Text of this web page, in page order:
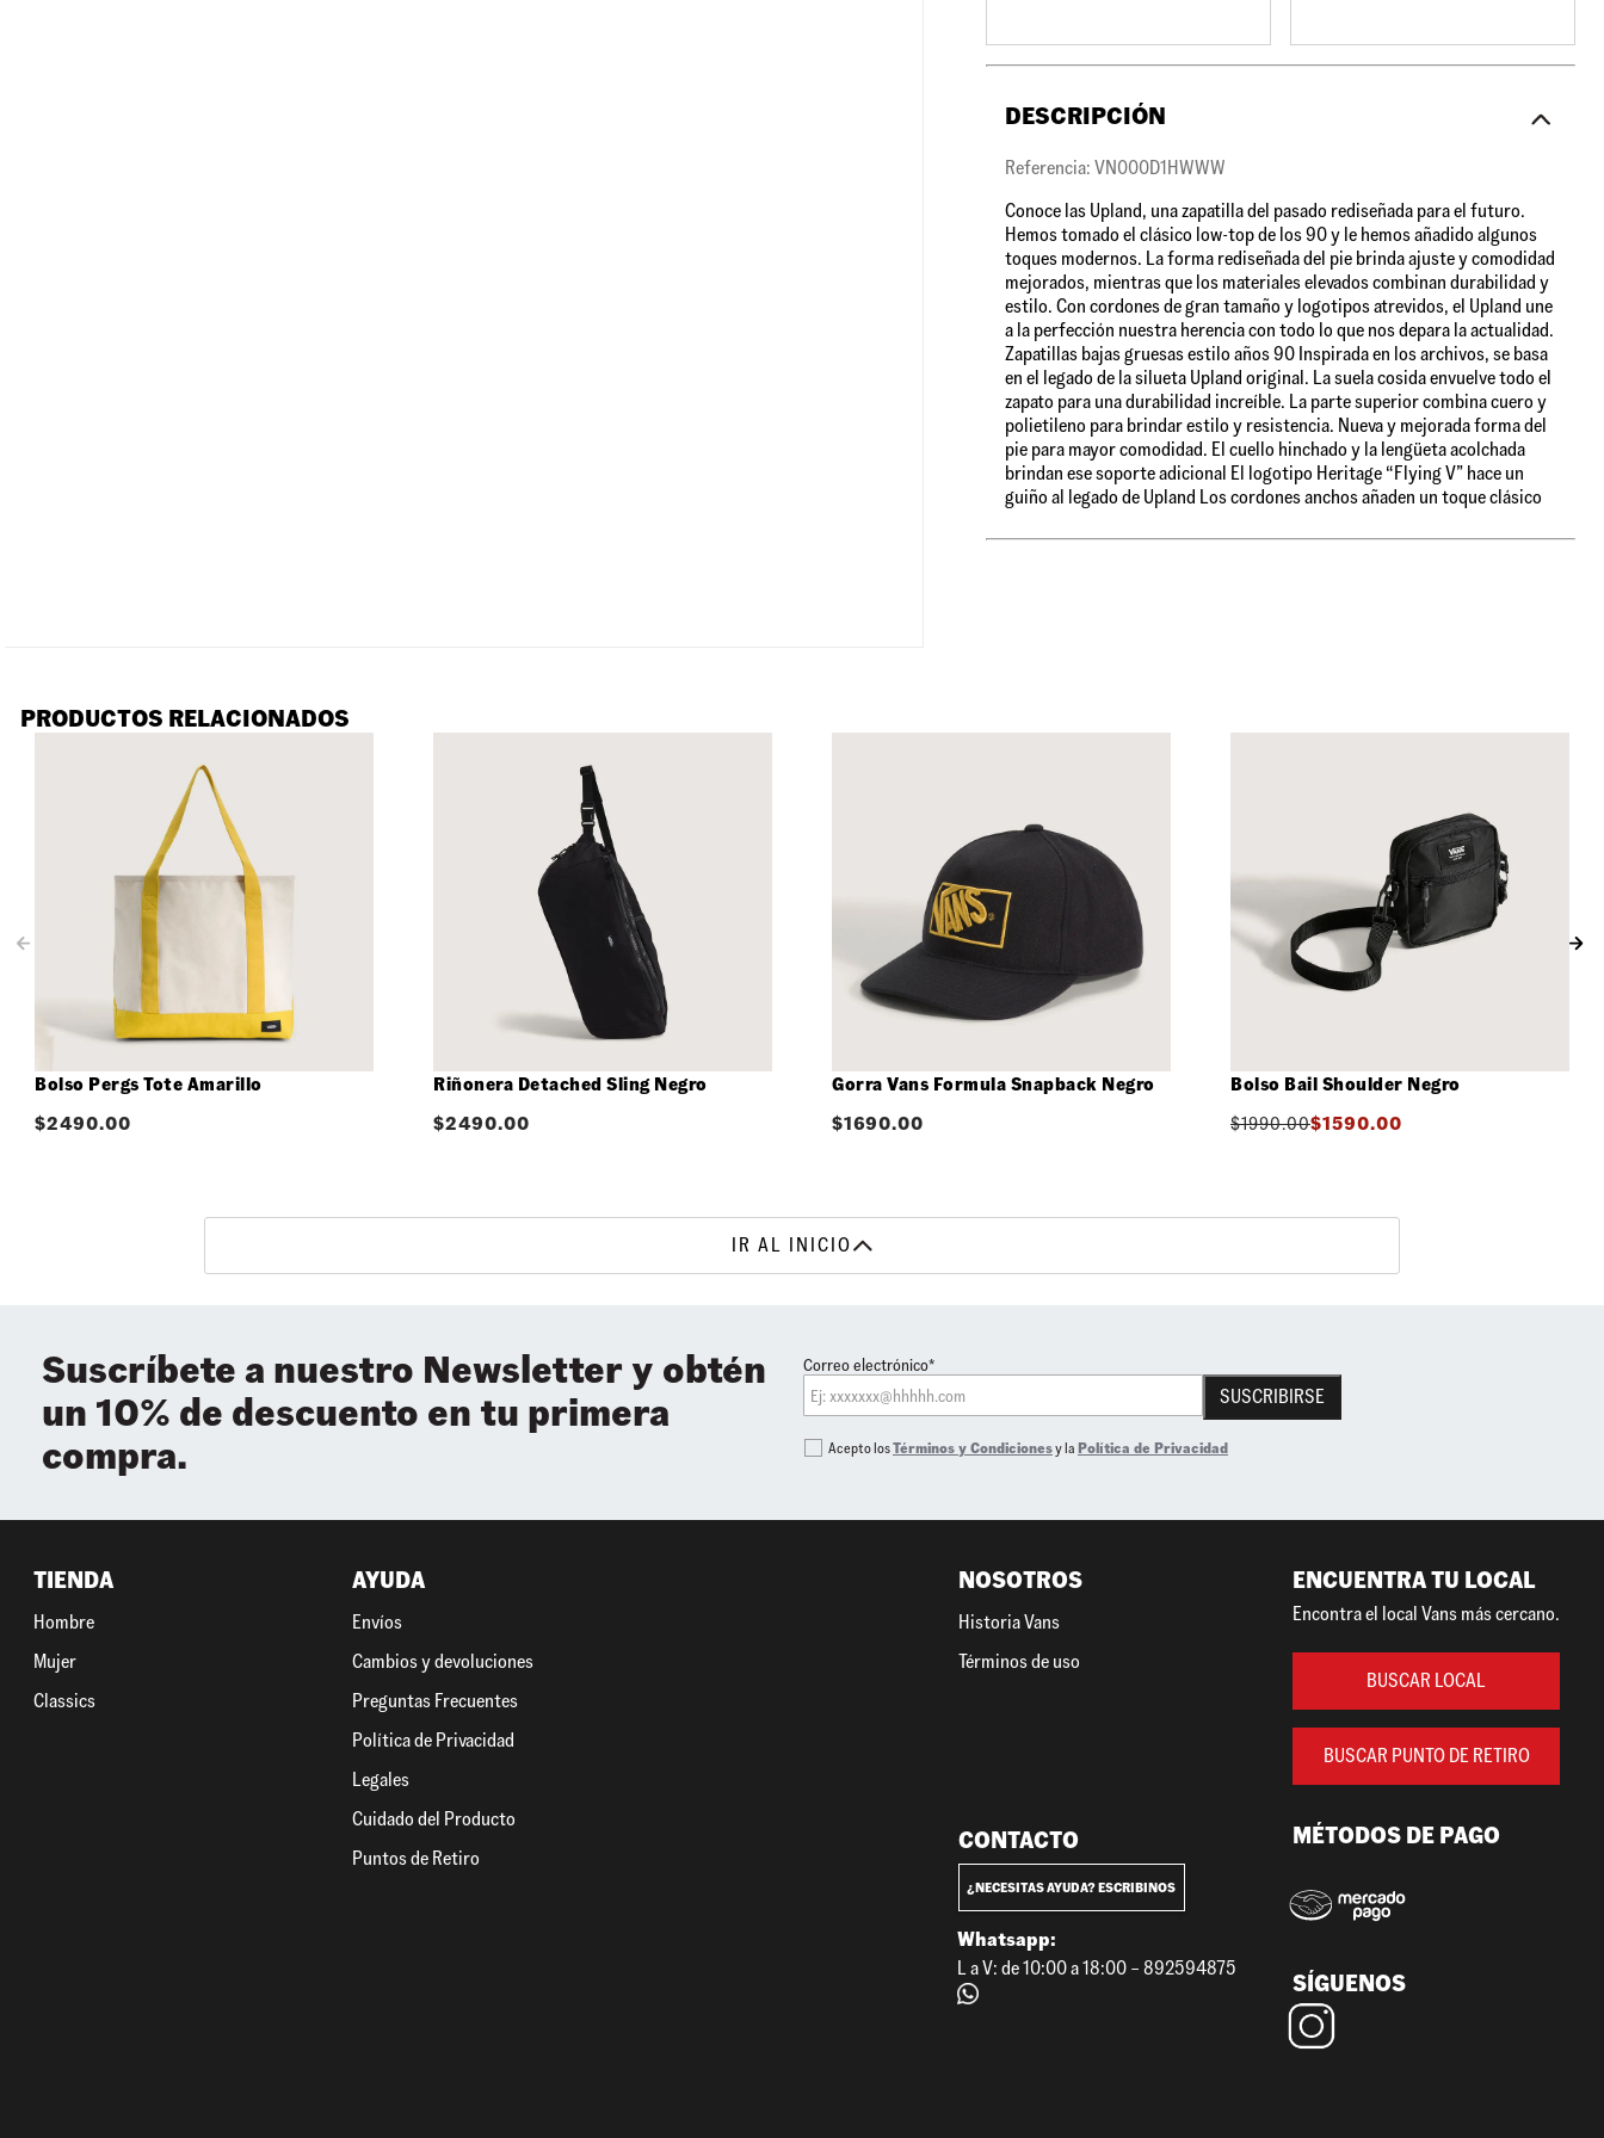
DESCRIPCIÓN
Referencia: VN000D1HWWW
Conoce las Upland, una zapatilla del pasado rediseñada para el futuro.
Hemos tomado el clásico low-top de los 90 y le hemos añadido algunos
toques modernos. La forma rediseñada del pie brinda ajuste y comodidad
mejorados, mientras que los materiales elevados combinan durabilidad y
estilo. Con cordones de gran tamaño y logotipos atrevidos, el Upland une
a la perfección nuestra herencia con todo lo que nos depara la actualidad.
Zapatillas bajas gruesas estilo años 90 Inspirada en los archivos, se basa
en el legado de la silueta Upland original. La suela cosida envuelve todo el
zapato para una durabilidad increíble. La parte superior combina cuero y
polietileno para brindar estilo y resistencia. Nueva y mejorada forma del
pie para mayor comodidad. El cuello hinchado y la lengüeta acolchada
brindan ese soporte adicional El logotipo Heritage “Flying V” hace un
guiño al legado de Upland Los cordones anchos añaden un toque clásico
PRODUCTOS RELACIONADOS
Bolso Pergs Tote Amarillo
$2490.00
Riñonera Detached Sling Negro
$2490.00
Gorra Vans Formula Snapback Negro
$1690.00
Bolso Bail Shoulder Negro
$1990.00$1590.00
IR AL INICIO
Suscríbete a nuestro Newsletter y obtén
un 10% de descuento en tu primera
compra.
Correo electrónico*
SUSCRIBIRSE
Acepto losTérminos y Condicionesy la Política de Privacidad
TIENDA
Hombre
Mujer
Classics
AYUDA
Envíos
Cambios y devoluciones
Preguntas Frecuentes
Política de Privacidad
Legales
Cuidado del Producto
Puntos de Retiro
NOSOTROS
Historia Vans
Términos de uso
ENCUENTRA TU LOCAL
Encontra el local Vans más cercano.
BUSCAR LOCAL
BUSCAR PUNTO DE RETIRO
CONTACTO
¿NECESITAS AYUDA? ESCRIBINOS
Whatsapp:
L a V: de 10:00 a 18:00 – 892594875
MÉTODOS DE PAGO
SÍGUENOS